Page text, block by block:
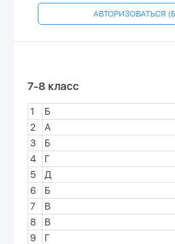
АВТОРИЗОВАТЬСЯ
7-8 класс
1
Б
2
А
3
Б
4
Г
5
Д
6
Б
7
В
8
В
9
Г